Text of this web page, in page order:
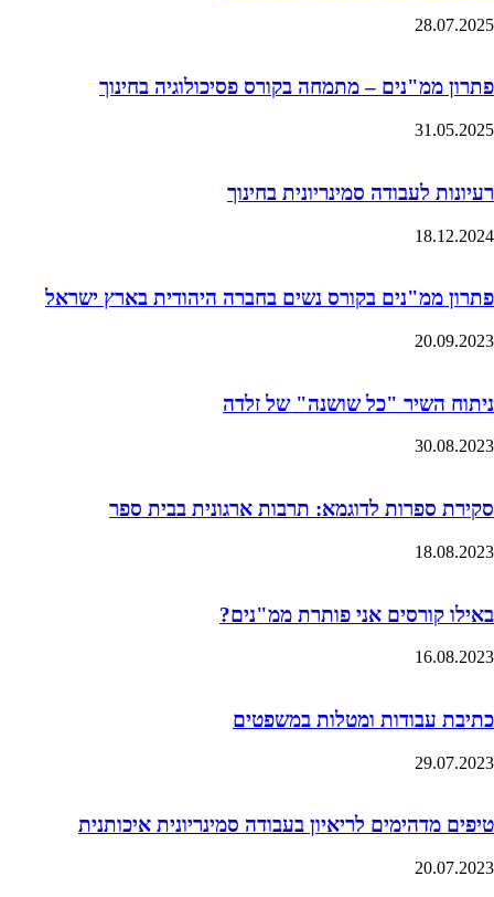
28.07.2025
פתרון ממ"נים – מתמחה בקורס פסיכולוגיה בחינוך
31.05.2025
רעיונות לעבודה סמינריונית בחינוך
18.12.2024
פתרון ממ"נים בקורס נשים בחברה היהודית בארץ ישראל
20.09.2023
ניתוח השיר "כל שושנה" של זלדה
30.08.2023
סקירת ספרות לדוגמא: תרבות ארגונית בבית ספר
18.08.2023
באילו קורסים אני פותרת ממ"נים?
16.08.2023
כתיבת עבודות ומטלות במשפטים
29.07.2023
טיפים מדהימים לריאיון בעבודה סמינריונית איכותנית
20.07.2023